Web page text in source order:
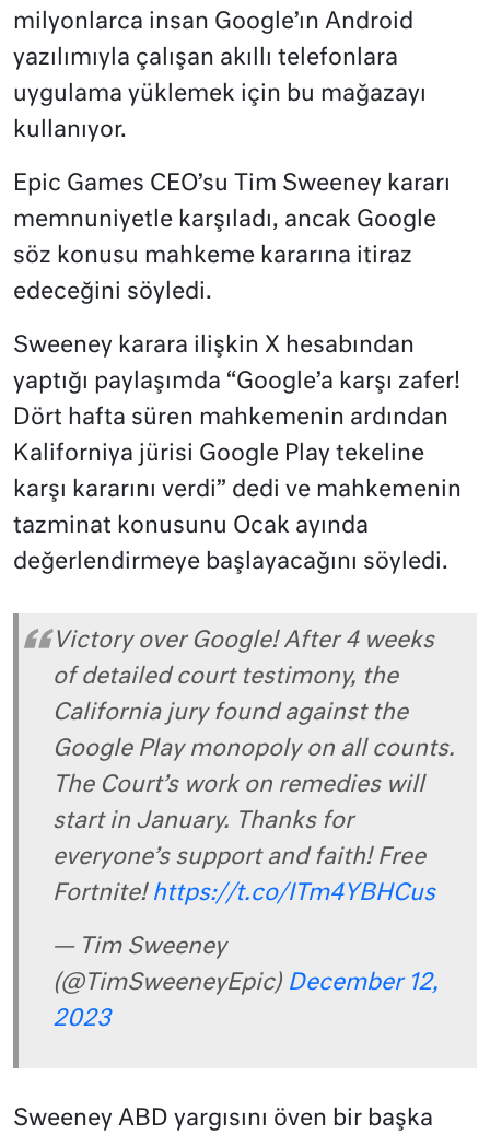
milyonlarca insan Google’ın Android
yazılımıyla çalışan akıllı telefonlara
uygulama yüklemek için bu mağazayı
kullanıyor.
Epic Games CEO’su Tim Sweeney kararı
memnuniyetle karşıladı, ancak Google
söz konusu mahkeme kararına itiraz
edeceğini söyledi.
Sweeney karara ilişkin X hesabından
yaptığı paylaşımda “Google’a karşı zafer!
Dört hafta süren mahkemenin ardından
Kaliforniya jürisi Google Play tekeline
karşı kararını verdi” dedi ve mahkemenin
tazminat konusunu Ocak ayında
değerlendirmeye başlayacağını söyledi.
Victory over Google! After 4 weeks
of detailed court testimony, the
California jury found against the
Google Play monopoly on all counts.
The Court’s work on remedies will
start in January. Thanks for
everyone’s support and faith! Free
Fortnite! https://t.co/ITm4YBHCus
— Tim Sweeney
(@TimSweeneyEpic) December 12,
2023
Sweeney ABD yargısını öven bir başka